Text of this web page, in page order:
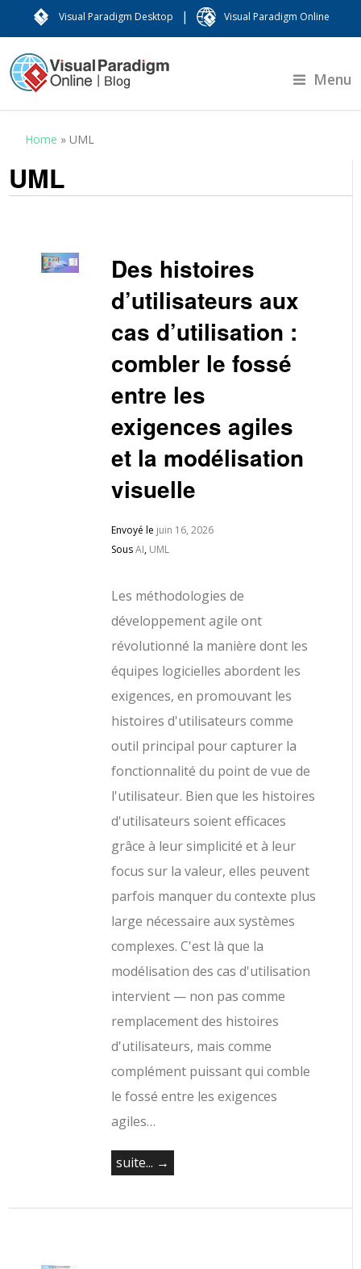
Visual Paradigm Desktop | Visual Paradigm Online
Menu
Home »UML
UML
Des histoires
d’utilisateurs aux
cas d’utilisation :
combler le fossé
entre les
exigences agiles
et la modélisation
visuelle
Envoyé le juin 16, 2026
SousAI, UML
Les méthodologies de
développement agile ont
révolutionné la manière dont les
équipes logicielles abordent les
exigences, en promouvant les
histoires d'utilisateurs comme
outil principal pour capturer la
fonctionnalité du point de vue de
l'utilisateur. Bien que les histoires
d'utilisateurs soient efficaces
grâce à leur simplicité et à leur
focus sur la valeur, elles peuvent
parfois manquer du contexte plus
large nécessaire aux systèmes
complexes. C'est là que la
modélisation des cas d'utilisation
intervient — non pas comme
remplacement des histoires
d'utilisateurs, mais comme
complément puissant qui comble
le fossé entre les exigences
agiles…
suite... →